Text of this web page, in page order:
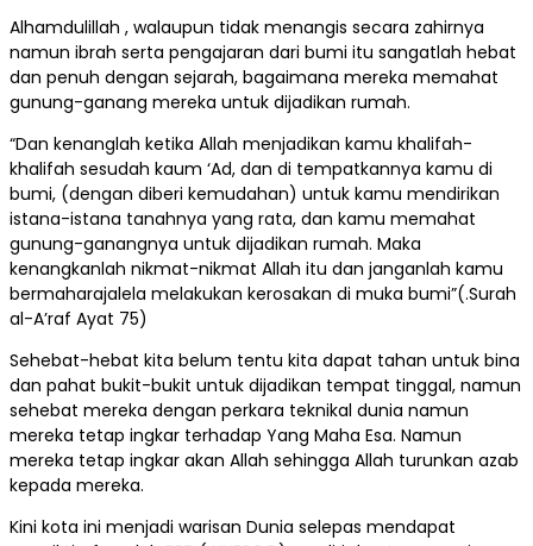
Alhamdulillah , walaupun tidak menangis secara zahirnya
namun ibrah serta pengajaran dari bumi itu sangatlah hebat
dan penuh dengan sejarah, bagaimana mereka memahat
gunung-ganang mereka untuk dijadikan rumah.
“Dan kenanglah ketika Allah menjadikan kamu khalifah-
khalifah sesudah kaum ‘Ad, dan di tempatkannya kamu di
bumi, (dengan diberi kemudahan) untuk kamu mendirikan
istana-istana tanahnya yang rata, dan kamu memahat
gunung-ganangnya untuk dijadikan rumah. Maka
kenangkanlah nikmat-nikmat Allah itu dan janganlah kamu
bermaharajalela melakukan kerosakan di muka bumi”(.Surah
al-A’raf Ayat 75)
Sehebat-hebat kita belum tentu kita dapat tahan untuk bina
dan pahat bukit-bukit untuk dijadikan tempat tinggal, namun
sehebat mereka dengan perkara teknikal dunia namun
mereka tetap ingkar terhadap Yang Maha Esa. Namun
mereka tetap ingkar akan Allah sehingga Allah turunkan azab
kepada mereka.
Kini kota ini menjadi warisan Dunia selepas mendapat